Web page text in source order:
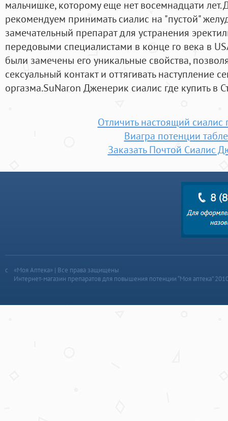
мальчишке, которому еще нет восемнадцати лет.
рекомендуем принимать сиалис на "пустой"
замечательный препарат для устранения
передовыми специалистами в конце го века в
были замечены его уникальные свойства,
сексуальный контакт и оттягивать наступление
оргазма.SuNaron Дженерик сиалис где купить в
Отличить настоящий сиалис
Виагра потенции
Заказать Почтой Сиалис
«Моя Аптека» | Все права защищены
Интернет-магазин препаратов для повышения потенции “Моя аптека”